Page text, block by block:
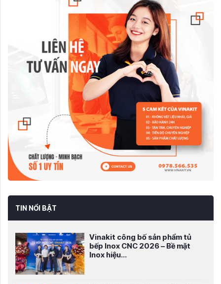
TIN NỔI BẬT
Vinakit công bố sản phẩm tủ
bếp Inox CNC 2026 – Bề mặt
Inox hiệu...